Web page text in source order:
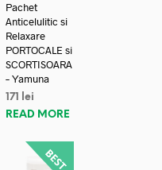
Pachet
Anticelulitic si
Relaxare
PORTOCALE si
SCORTISOARA
– Yamuna
171
lei
READ MORE